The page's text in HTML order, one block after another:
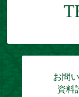
お問
資料